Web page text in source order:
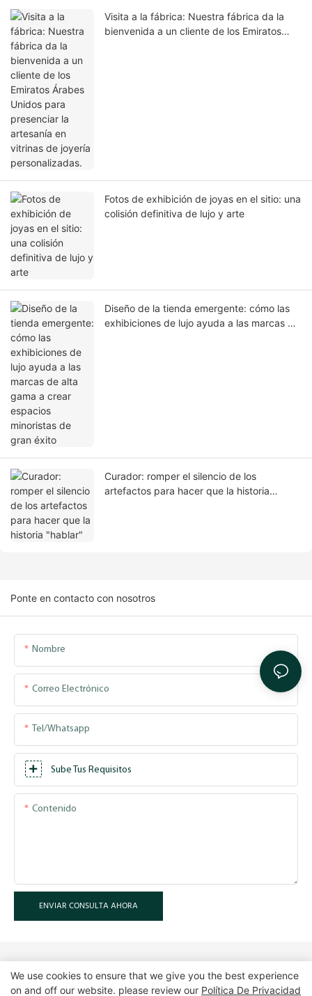
Visita a la fábrica: Nuestra fábrica da la
bienvenida a un cliente de los Emiratos
Fotos de exhibición de joyas en el sitio: una
colisión definitiva de lujo y arte
Diseño de la tienda emergente: cómo las
exhibiciones de lujo ayuda a las marcas de
Curador: romper el silencio de los
artefactos para hacer que la historia
Ponte en contacto con nosotros
Nombre
Correo Electrónico
Tel/whatsapp
Sube Tus Requisitos
Contenido
ENVIAR CONSULTA AHORA
We use cookies to ensure that we give you the best experience
on and off our website. please review our Política De Privacidad